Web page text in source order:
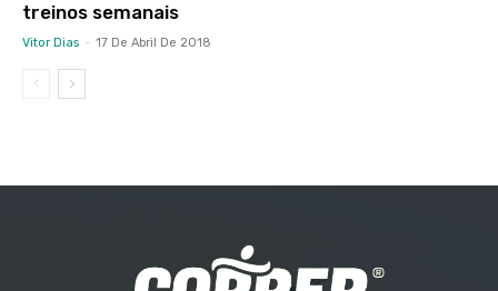
treinos semanais
Vitor Dias - 17 De Abril De 2018